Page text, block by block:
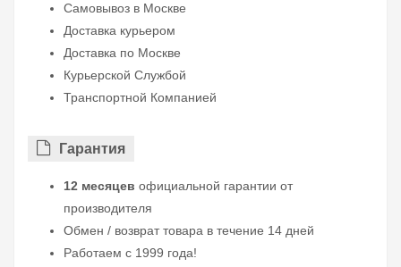
Самовывоз в Москве
Доставка курьером
Доставка по Москве
Курьерской Службой
Транспортной Компанией
Гарантия
12 месяцев официальной гарантии от
производителя
Обмен / возврат товара в течение 14 дней
Работаем с 1999 года!